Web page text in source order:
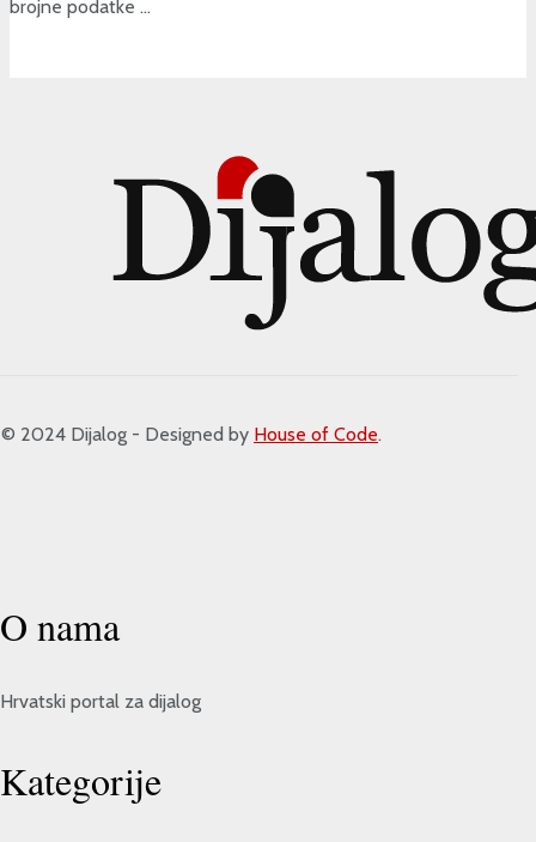
brojne podatke ...
Dijalog - Designed by House of Code.
O nama
Hrvatski portal za dijalog
Kategorije